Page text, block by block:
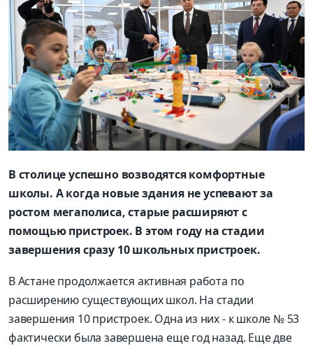
В столице успешно возводятся комфортные
школы. А когда новые здания не успевают за
ростом мегаполиса, старые расширяют с
помощью пристроек. В этом году на стадии
завершения сразу 10 школьных пристроек.
В Астане продолжается активная работа по
расширению существующих школ. На стадии
завершения 10 пристроек. Одна из них - к школе № 53
фактически была завершена еще год назад. Еще две